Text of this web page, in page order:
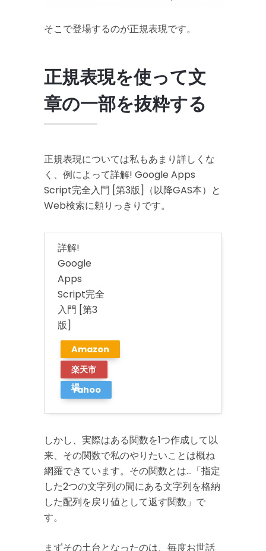
そこで登場するのが正規表現です。
正規表現を使って文
章の一部を抜粋する
正規表現については私もあまり詳しくな
く、例によって詳解! Google Apps
Script完全入門 [第3版]（以降GAS本）と
Web検索に頼りっきりです。
詳解!
Google
Apps
Script完全
入門 [第3
版]
Amazon
楽天市
場
Yahoo
しかし、実際はある関数を1つ作成して以
来、その関数で私のやりたいことは概ね
網羅できています。その関数とは…「指定
した2つの文字列の間にある文字列を格納
した配列を戻り値として返す関数」で
す。
まずその土台となったのは、毎度お世話